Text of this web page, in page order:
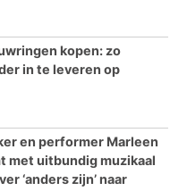
kopen: zo
in te leveren op
en performer Marleen
met uitbundig muzikaal
‘anders zijn’ naar